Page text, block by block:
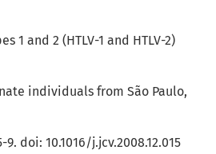
1 and 2 (HTLV-1 and HTLV-2)
individuals from São Paulo,
9. doi: 10.1016/j.jcv.2008.12.015